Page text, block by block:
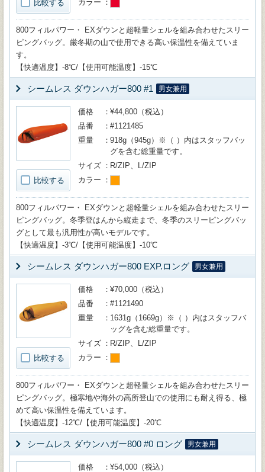
比較する カラー
800フィルパワー・ EXダウンと超軽量シェルを組み合わせたスリー
ピングバッグ。厳冬期の山で使用できる高い保温性を備えていま
す。
【快適温度】-8℃/【使用可能温度】-15℃
シームレス ダウンハガー800 #1 男女兼用
比較する
価格
¥44,800（税込）
品番
#1121485
重量
918g（945g）※（ ）内はスタッフバッ
グを含む総重量です。
サイズ
R/ZIP、L/ZIP
カラー
800フィルパワー・ EXダウンと超軽量シェルを組み合わせたスリー
ピングバッグ。冬季登はんから縦走まで、冬季のスリーピングバッ
グとして最も汎用性が高いモデルです。
【快適温度】-3℃/【使用可能温度】-10℃
シームレス ダウンハガー800 EXP.ロング 男女兼用
比較する
価格
¥70,000（税込）
品番
#1121490
重量
1631g（1669g）※（ ）内はスタッフバ
ッグを含む総重量です。
サイズ
R/ZIP、L/ZIP
カラー
800フィルパワー・ EXダウンと超軽量シェルを組み合わせたスリー
ピングバッグ。極寒地や海外の高所登山での使用にも耐え得る、極
めて高い保温性を備えています。
【快適温度】-12℃/【使用可能温度】-20℃
シームレス ダウンハガー800 #0 ロング 男女兼用
価格
¥54,000（税込）